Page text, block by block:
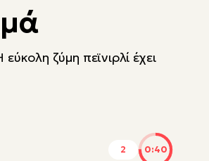
ζύμη πεϊνιρλί έχει
2 0:40